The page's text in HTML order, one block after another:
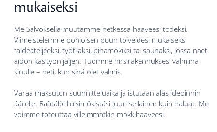
mukaiseksi
Me Salvoksella muutamme hetkessä haaveesi todeksi.
Viimeistelemme pohjoisen puun toiveidesi mukaiseksi
taideateljeeksi, työtilaksi, pihamökiksi tai saunaksi, jossa näet
aidon käsityön jäljen. Tuomme hirsirakennuksesi valmiina
sinulle – heti, kun sinä olet valmis.
Varaa maksuton suunnitteluaika ja istutaan alas ideoinnin
äärelle. Räätälöi hirsimökistäsi juuri sellainen kuin haluat. Me
voimme toteuttaa villeimmätkin mökkihaaveesi.